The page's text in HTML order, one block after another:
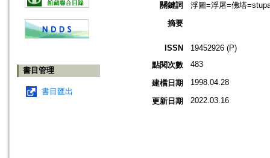
書目管理
書目匯出
關鍵詞
浮圖=浮屠=佛塔
摘要
ISSN
19452926 (P)
點閱次數
483
建檔日期 1998.04.28
更新日期 2022.03.16